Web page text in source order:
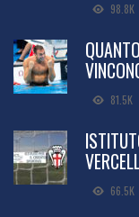
98.8K
81.5K
66.5K